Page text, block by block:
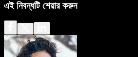
এই নিবন্ধটি শেয়ার করুন